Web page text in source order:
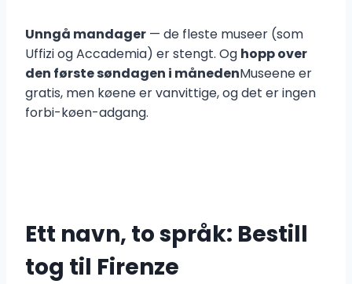
Unngå mandager — de fleste museer (som
Uffizi og Accademia) er stengt. Og hopp over
den første søndagen i månedenMuseene er
gratis, men køene er vanvittige, og det er ingen
forbi-køen-adgang.
Ett navn, to språk: Bestill
tog til Firenze